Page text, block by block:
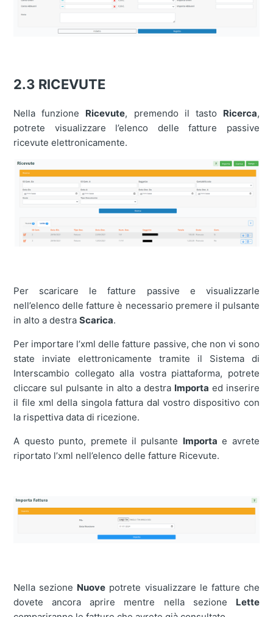
2.3 RICEVUTE
Nella funzione Ricevute, premendo il tasto Ricerca,
potrete visualizzare l’elenco delle fatture passive
ricevute elettronicamente.
Per scaricare le fatture passive e visualizzarle
nell’elenco delle fatture è necessario premere il pulsante
in alto a destraScarica.
Per importare l’xml delle fatture passive, che non vi sono
state inviate elettronicamente tramite il Sistema di
Interscambio collegato alla vostra piattaforma, potrete
cliccare sul pulsante in alto a destra Importa ed inserire
il file xml della singola fattura dal vostro dispositivo con
la rispettiva data di ricezione.
A questo punto, premete il pulsante Importa e avrete
riportato l’xml nell’elenco delle fatture Ricevute.
Nella sezione Nuove potrete visualizzare le fatture che
dovete ancora aprire mentre nella sezione Lette